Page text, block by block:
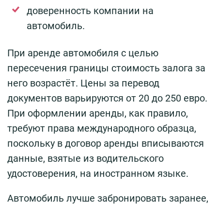
доверенность компании на
автомобиль.
При аренде автомобиля с целью
пересечения границы стоимость залога за
него возрастёт. Цены за перевод
документов варьируются от 20 до 250 евро.
При оформлении аренды, как правило,
требуют права международного образца,
поскольку в договор аренды вписываются
данные, взятые из водительского
удостоверения, на иностранном языке.
Автомобиль лучше забронировать заранее,